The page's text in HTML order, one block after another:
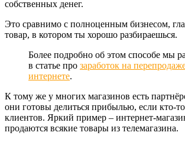
собственных денег.
Это сравнимо с полноценным бизнесом,
товар, в котором ты хорошо разбираешься.
Более подробно об этом способе мы
в статье про заработок на
интернете.
К тому же у многих магазинов есть
они готовы делиться прибылью, если кто-
клиентов. Яркий пример – интернет-
продаются всякие товары из телемагазина.